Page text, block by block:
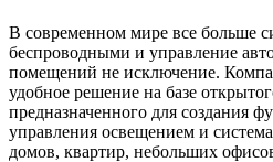
В современном мире все больше
беспроводными и управление
помещений не исключение.
удобное решение на базе
предназначенного для создания
управления освещением и
домов, квартир, небольших